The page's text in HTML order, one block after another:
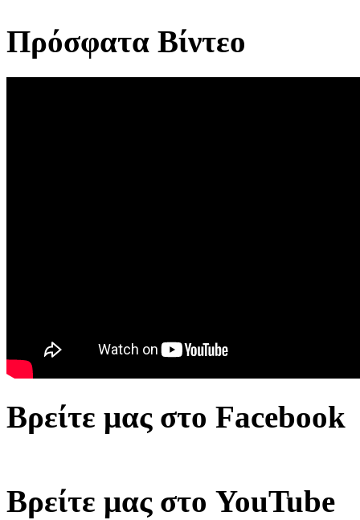
Πρόσφατα Βίντεο
Βρείτε μας στο Facebook
Βρείτε μας στο YouTube